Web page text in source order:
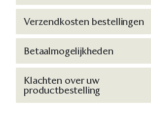
Verzendkosten bestellingen
Betaalmogelijkheden
Klachten over uw
productbestelling